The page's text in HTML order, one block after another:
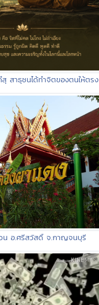
สาธุชนได้ทำจิตของตนให้ตรง
น อ.ศรีสวัสดิ์ จ.กาญจนบุรี